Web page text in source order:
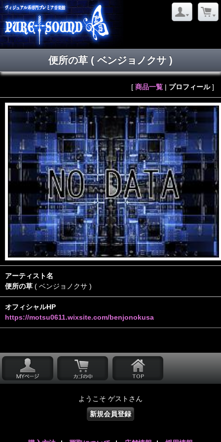
便所の草 ( ベンジョノクサ )
[ 商品一覧 | プロフィール]
アーティスト名
便所の草 ( ベンジョノクサ )
オフィシャルHP
https://motsu0611.wixsite.com/benjonokusa
ようこそ ゲストさん
新規会員登録